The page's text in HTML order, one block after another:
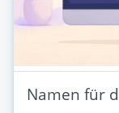
Namen für